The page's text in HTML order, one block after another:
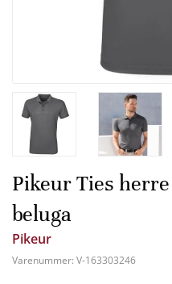
Pikeur Ties
beluga
Pikeur
Varenummer: V-163303246